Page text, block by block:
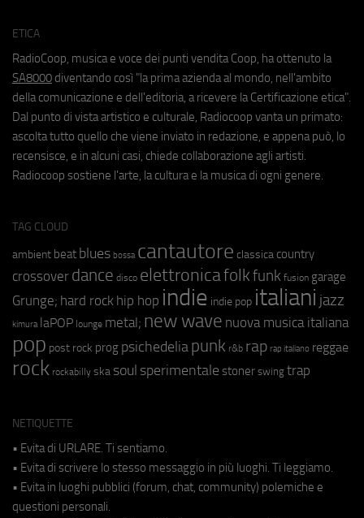
ETICA
RadioCoop, musica e voce dei punti vendita Coop, ha ottenuto la
SA8000 diventando così "la prima azienda al mondo, nell'ambito
della comunicazione e dell'editoria, a ricevere la Certificazione etica".
Dal punto di vista artistico e culturale, Radiocoop vanta un primato:
ascolta tutto quello che viene inviato in redazione, e appena può, lo
recensisce, e in alcuni casi, chiede collaborazione agli artisti.
Radiocoop sostiene l'arte, la cultura e la musica di ogni genere.
TAG CLOUD
ambient beat blues bossa cantautore classica country
crossover dance disco elettronicafolkfunk fusion garage
Grunge; hard rock hip hop indie indie pop italiani jazz
kimura laPOP lounge metal; new wave nuova musica italiana
pop post rock prog psichedeliapunk r&b rap rap italiano reggae
rock rockabilly ska soul sperimentale stoner swing trap
NETIQUETTE
• Evita di URLARE. Ti sentiamo.
• Evita di scrivere lo stesso messaggio in più luoghi. Ti leggiamo.
• Evita in luoghi pubblici (forum, chat, community) polemiche e
questioni personali.